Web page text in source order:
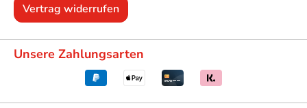
Vertrag widerrufen
Unsere Zahlungsarten